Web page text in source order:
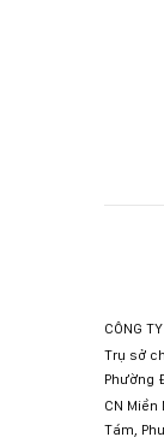
CÔNG
Trụ sở
Phường
CN
Tám,